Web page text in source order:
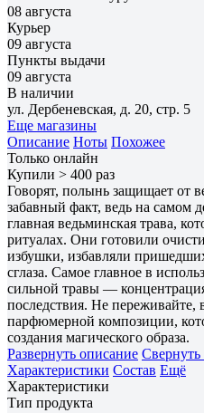
08 августа
Курьер
09 августа
Пункты выдачи
09 августа
В наличии
ул. Дербеневская, д. 20, стр. 5
Еще магазины
Описание Ноты Похожее
Только онлайн
Купили > 400 раз
Говорят, полынь защищает от
забавный факт, ведь на самом
главная ведьминская трава,
ритуалах. Они готовили
избушки, избавляли
сглаза. Самое главное в
сильной травы —
последствия. Не
парфюмерной композиции,
создания магического образа.
Развернуть описание Свернуть
Характеристики Состав Ещё
Характеристики
Тип продукта